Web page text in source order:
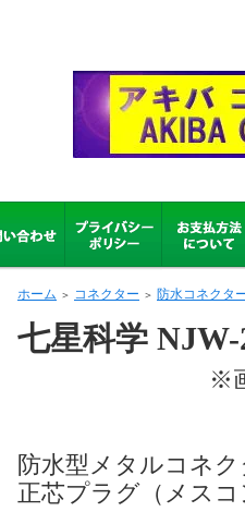
ホーム ＞ コネクター ＞ 防水コネクタ
七星科学 NJW-
※画像をクリ
防水型メタルコネ
正芯プラグ（メス